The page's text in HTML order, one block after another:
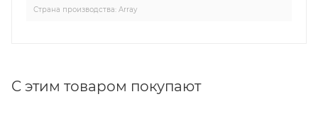
Страна производства: Array
C этим товаром покупают